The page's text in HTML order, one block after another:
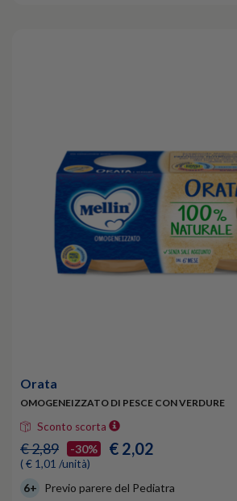
Orata
OMOGENEIZZATO DI PESCE CON VERDURE
Sconto scorta
€ 2,89 -30% € 2,02
( € 1,01 /unità)
6+ Previo parere del Pediatra